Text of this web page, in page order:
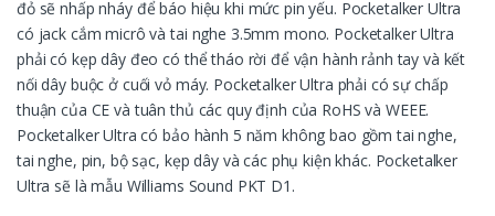
đỏ sẽ nhấp nháy để báo hiệu khi mức pin yếu. Pocketalker Ultra
có jack cắm micrô và tai nghe 3.5mm mono. Pocketalker Ultra
phải có kẹp dây đeo có thể tháo rời để vận hành rảnh tay và kết
nối dây buộc ở cuối vỏ máy. Pocketalker Ultra phải có sự chấp
thuận của CE và tuân thủ các quy định của RoHS và WEEE.
Pocketalker Ultra có bảo hành 5 năm không bao gồm tai nghe,
tai nghe, pin, bộ sạc, kẹp dây và các phụ kiện khác. Pocketalker
Ultra sẽ là mẫu Williams Sound PKT D1.